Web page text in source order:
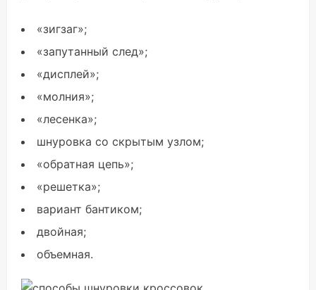
«зигзаг»;
«запутанный след»;
«дисплей»;
«молния»;
«лесенка»;
шнуровка со скрытым узлом;
«обратная цепь»;
«решетка»;
вариант бантиком;
двойная;
объемная.